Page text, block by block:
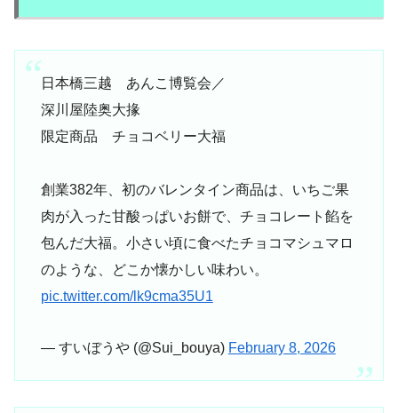
日本橋三越 あんこ博覧会／
深川屋陸奥大掾
限定商品 チョコベリー大福
創業382年、初のバレンタイン商品は、いちご果
肉が入った甘酸っぱいお餅で、チョコレート餡を
包んだ大福。小さい頃に食べたチョコマシュマロ
のような、どこか懐かしい味わい。
pic.twitter.com/lk9cma35U1
— すいぼうや (@Sui_bouya) February 8, 2026